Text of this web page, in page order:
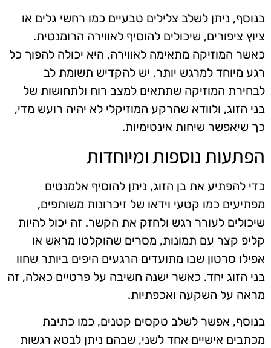
בנוסף, ניתן לשלב צלילים טבעיים כמו רחשי גלים או
ציוץ ציפורים, שיכולים להוסיף לאווירה הרומנטית.
כאשר המוזיקה מתאימה לאווירה, היא יכולה להפוך כל
רגע מיוחד למרגש יותר. יש להקדיש תשומת לב
לבחירת המוזיקה שתתאים למצב רוח ולתחושות של
בני הזוג, ולוודא שהרקע המוזיקלי לא יהיה רועש מדי,
כך שיאפשר שיחות אינטימיות.
הפתעות נוספות ומיוחדות
כדי להפתיע את בן הזוג, ניתן להוסיף אלמנטים
מפתיעים כמו קטעי וידאו של זיכרונות משותפים,
שיכולים לעורר רגש ולחזק את הקשר. זה יכול להיות
קליפ קצר עם תמונות, מסרים שהוקלטו מראש או
אפילו סרטון שבו מתועדים הרגעים היפים ביותר שחוו
בני הזוג יחד. כאשר ישנה חשיבה על פרטיים כאלה, זה
מראה על השקעה ואכפתיות.
בנוסף, אפשר לשלב טקסים קטנים, כמו כתיבת
מכתבים אישיים אחד לשני, שבהם ניתן לבטא רגשות